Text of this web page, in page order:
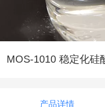
MOS-1010 稳定化硅
产品详情